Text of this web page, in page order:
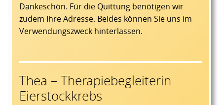
Dankeschön. Für die Quittung benötigen wir
zudem Ihre Adresse. Beides können Sie uns im
Verwendungszweck hinterlassen.
Thea – Therapiebegleiterin
Eierstockkrebs